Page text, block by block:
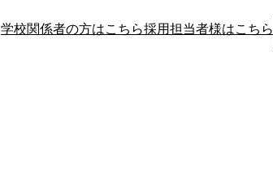
学校関係者の方はこちら採用担当者様はこちら